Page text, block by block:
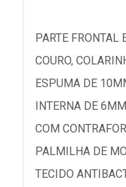
PARTE FRONTAL
COURO,
ESPUMA DE
INTERNA DE
COM
PALMILHA DE
TECIDO